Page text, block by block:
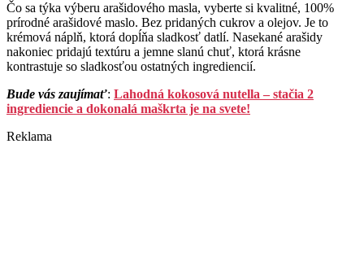
Čo sa týka výberu arašidového masla, vyberte si kvalitné, 100%
prírodné arašidové maslo. Bez pridaných cukrov a olejov. Je to
krémová náplň, ktorá dopĺňa sladkosť datlí. Nasekané arašidy
nakoniec pridajú textúru a jemne slanú chuť, ktorá krásne
kontrastuje so sladkosťou ostatných ingrediencií.
Bude vás zaujímať: Lahodná kokosová nutella – stačia 2
ingrediencie a dokonalá maškrta je na svete!
Reklama